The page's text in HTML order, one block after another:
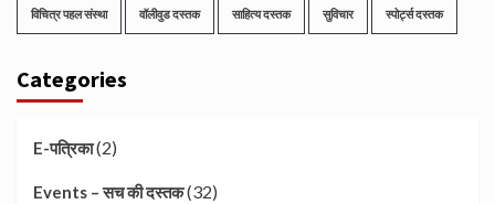
विचित्र पहल संस्था वॉलीवुड दस्तक साहित्य दस्तक सुविचार स्पोर्ट्स दस्तक
Categories
E-पत्रिका(2)
Events – सच की दस्तक(32)